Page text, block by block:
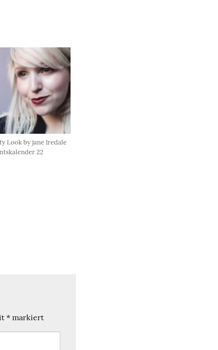
Look by jane Iredale
22
* markiert